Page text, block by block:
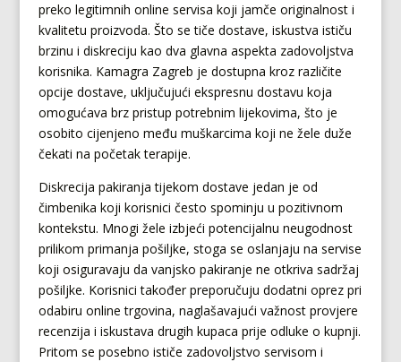
preko legitimnih online servisa koji jamče originalnost i
kvalitetu proizvoda. Što se tiče dostave, iskustva ističu
brzinu i diskreciju kao dva glavna aspekta zadovoljstva
korisnika. Kamagra Zagreb je dostupna kroz različite
opcije dostave, uključujući ekspresnu dostavu koja
omogućava brz pristup potrebnim lijekovima, što je
osobito cijenjeno među muškarcima koji ne žele duže
čekati na početak terapije.
Diskrecija pakiranja tijekom dostave jedan je od
čimbenika koji korisnici često spominju u pozitivnom
kontekstu. Mnogi žele izbjeći potencijalnu neugodnost
prilikom primanja pošiljke, stoga se oslanjaju na servise
koji osiguravaju da vanjsko pakiranje ne otkriva sadržaj
pošiljke. Korisnici također preporučuju dodatni oprez pri
odabiru online trgovina, naglašavajući važnost provjere
recenzija i iskustava drugih kupaca prije odluke o kupnji.
Pritom se posebno ističe zadovoljstvo servisom i